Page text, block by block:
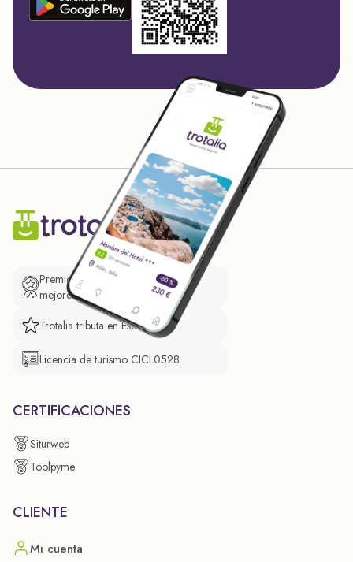
Premio de El Confidencial a las
mejores prácticas empresariales.
Trotalia tributa en España
Licencia de turismo CICL0528
CERTIFICACIONES
Siturweb
Toolpyme
CLIENTE
Mi cuenta